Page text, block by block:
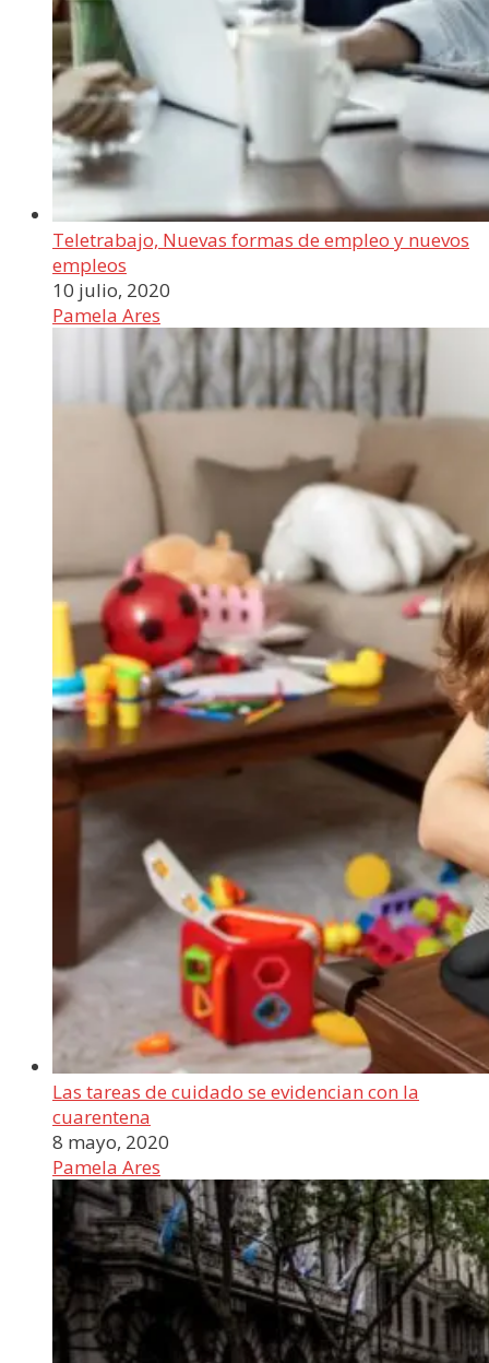
Teletrabajo, Nuevas formas de empleo y nuevos
empleos
10 julio, 2020
Pamela Ares
Las tareas de cuidado se evidencian con la
cuarentena
8 mayo, 2020
Pamela Ares